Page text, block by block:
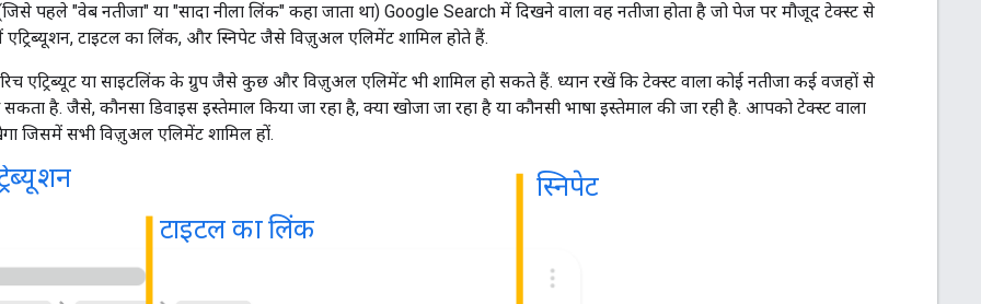
पहले "वेब नतीजा" या "सादा नीला लिंक" कहा जाता था) Google Search में दिखने वाला वह नतीजा होता है जो पेज पर मौजूद टेक्स्ट से
एट्रिब्यूशन, टाइटल का लिंक, और स्निपेट जैसे विज़ुअल एलिमेंट शामिल होते हैं.
रिच एट्रिब्यूट या साइटलिंक के ग्रुप जैसे कुछ और विज़ुअल एलिमेंट भी शामिल हो सकते हैं. ध्यान रखें कि टेक्स्ट वाला कोई नतीजा कई वजहों से
है. जैसे, कौनसा डिवाइस इस्तेमाल किया जा रहा है, क्या खोजा जा रहा है या कौनसी भाषा इस्तेमाल की जा रही है. आपको टेक्स्ट वाला
जिसमें सभी विज़ुअल एलिमेंट शामिल हों.
टाइटल का लिंक
स्निपेट